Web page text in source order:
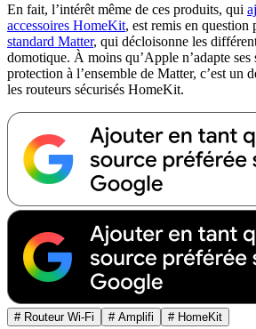
En fait, l’intérêt même de ces produits, qui
accessoires HomeKit, est remis en question
standard Matter, qui décloisonne les
domotique. À moins qu’Apple n’adapte ses
protection à l’ensemble de Matter, c’est un
les routeurs sécurisés HomeKit.
# Routeur Wi-Fi # Amplifi # HomeKit